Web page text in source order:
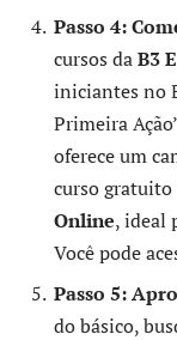
Passo 4:
cursos daB3
iniciantes no
Primeira
oferece um
curso gratuito
Online, ideal
Você pode
Passo 5:
do básico,